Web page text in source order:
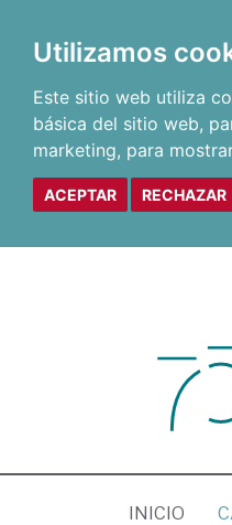
Utilizamos
Este sitio web utiliza
básica del sitio web,
marketing, para
ACEPTAR RECHAZAR
INICIO